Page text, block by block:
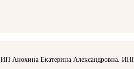
| ИП Анохина Екатерина Александровна.